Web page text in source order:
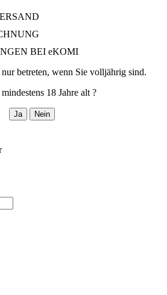
BEI eKOMI
nur betreten, wenn Sie volljährig sind.
18 Jahre alt ?
Ja Nein